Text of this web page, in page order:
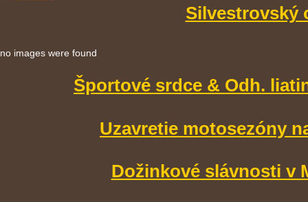
Silvestrovský
no images were found
Športové srdce & Odh.
Uzavretie motosezóny
Dožinkové slávnosti v